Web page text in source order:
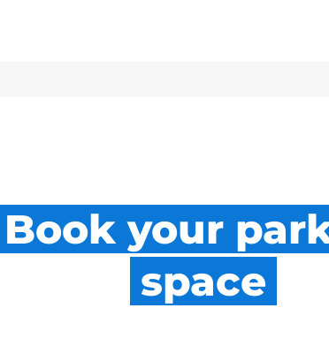
Book your
space